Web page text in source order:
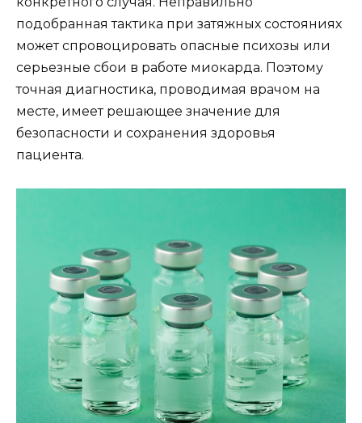
подобранная тактика при затяжных состояниях
может спровоцировать опасные психозы или
серьезные сбои в работе миокарда. Поэтому
точная диагностика, проводимая врачом на
месте, имеет решающее значение для
безопасности и сохранения здоровья
пациента.